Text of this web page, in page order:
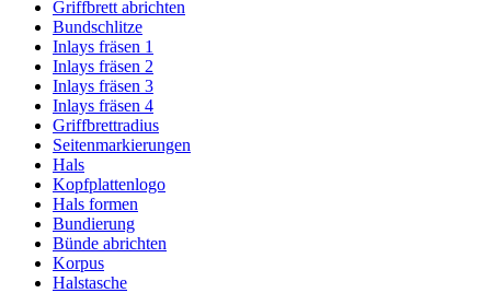
Griffbrett abrichten
Bundschlitze
Inlays fräsen 1
Inlays fräsen 2
Inlays fräsen 3
Inlays fräsen 4
Griffbrettradius
Seitenmarkierungen
Hals
Kopfplattenlogo
Hals formen
Bundierung
Bünde abrichten
Korpus
Halstasche